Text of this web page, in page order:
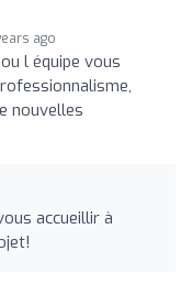
ago
l équipe vous
nouvelles
accueillir à